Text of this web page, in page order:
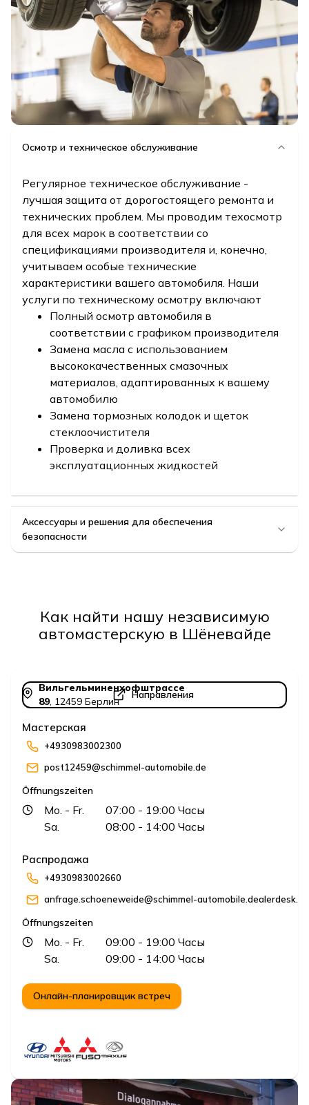
Осмотр и техническое обслуживание
Регулярное техническое обслуживание -
лучшая защита от дорогостоящего ремонта и
технических проблем. Мы проводим техосмотр
для всех марок в соответствии со
спецификациями производителя и, конечно,
учитываем особые технические
характеристики вашего автомобиля. Наши
услуги по техническому осмотру включают
Полный осмотр автомобиля в
соответствии с графиком производителя
Замена масла с использованием
высококачественных смазочных
материалов, адаптированных к вашему
автомобилю
Замена тормозных колодок и щеток
стеклоочистителя
Проверка и доливка всех
эксплуатационных жидкостей
Аксессуары и решения для обеспечения
безопасности
Как найти нашу независимую
автомастерскую в Шёневайде
Вильгельминенхофштрассе
89, 12459 Берлин
Направления
Мастерская
+4930983002300
post12459@schimmel-automobile.de
Öffnungszeiten
Mo. - Fr. 07:00 - 19:00 Часы
Sa.
08:00 - 14:00 Часы
Распродажа
+4930983002660
anfrage.schoeneweide@schimmel-automobile.dealerdesk.de
Öffnungszeiten
Mo. - Fr. 09:00 - 19:00 Часы
Sa.
09:00 - 14:00 Часы
Онлайн-планировщик встреч